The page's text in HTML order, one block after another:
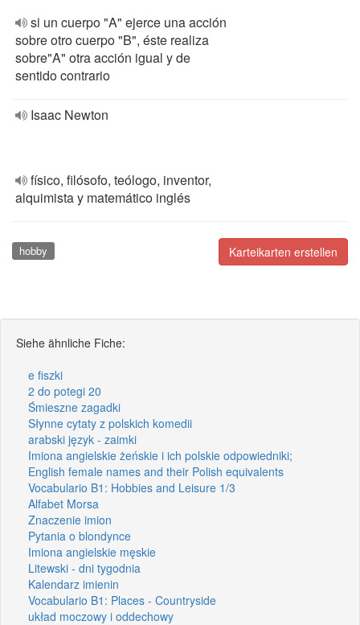
si un cuerpo "A" ejerce una acción
sobre otro cuerpo "B", éste realiza
sobre"A" otra acción igual y de
sentido contrario
Isaac Newton
físico, filósofo, teólogo, inventor,
alquimista y matemático inglés
Karteikarten erstellen
hobby
Siehe ähnliche Fiche:
e fiszki
2 do potegi 20
Śmieszne zagadki
Słynne cytaty z polskich komedii
arabski język - zaimki
Imiona angielskie żeńskie i ich polskie odpowiedniki;
English female names and their Polish equivalents
Vocabulario B1: Hobbies and Leisure 1/3
Alfabet Morsa
Znaczenie imion
Pytania o blondynce
Imiona angielskie męskie
Litewski - dni tygodnia
Kalendarz imienin
Vocabulario B1: Places - Countryside
układ moczowy i oddechowy